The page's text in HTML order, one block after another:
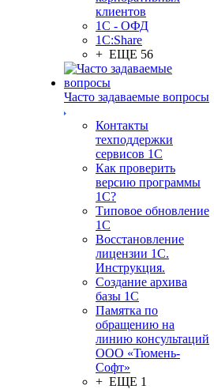
клиентов
1С - ОФД
1С:Share
+ ЕЩЕ 56
Часто задаваемые вопросы
Контакты
техподдержки
сервисов 1С
Как проверить
версию программы
1С?
Типовое обновление
1С
Восстановление
лицензии 1С.
Инструкция.
Создание архива
базы 1С
Памятка по
обращению на
линию консультаций
ООО «Тюмень-
Софт»
+ ЕЩЕ 1